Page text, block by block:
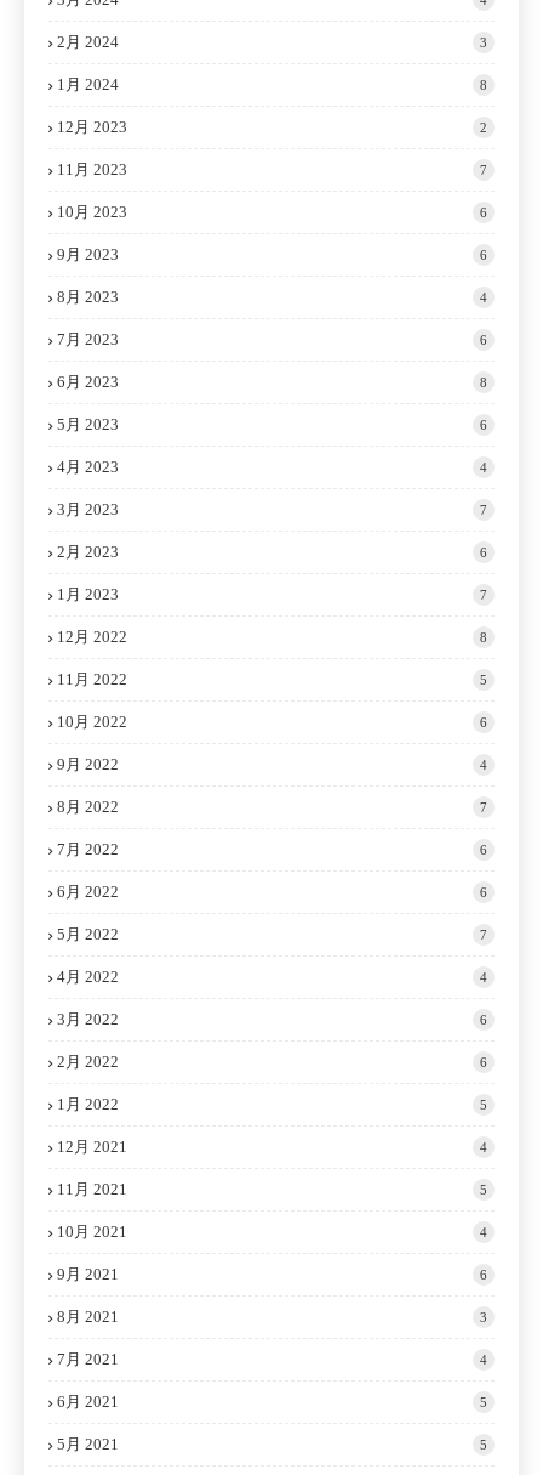
2月 2024 3
1月 2024 8
12月 2023 2
11月 2023 7
10月 2023 6
9月 2023 6
8月 2023 4
7月 2023 6
6月 2023 8
5月 2023 6
4月 2023 4
3月 2023 7
2月 2023 6
1月 2023 7
12月 2022 8
11月 2022 5
10月 2022 6
9月 2022 4
8月 2022 7
7月 2022 6
6月 2022 6
5月 2022 7
4月 2022 4
3月 2022 6
2月 2022 6
1月 2022 5
12月 2021 4
11月 2021 5
10月 2021 4
9月 2021 6
8月 2021 3
7月 2021 4
6月 2021 5
5月 2021 5